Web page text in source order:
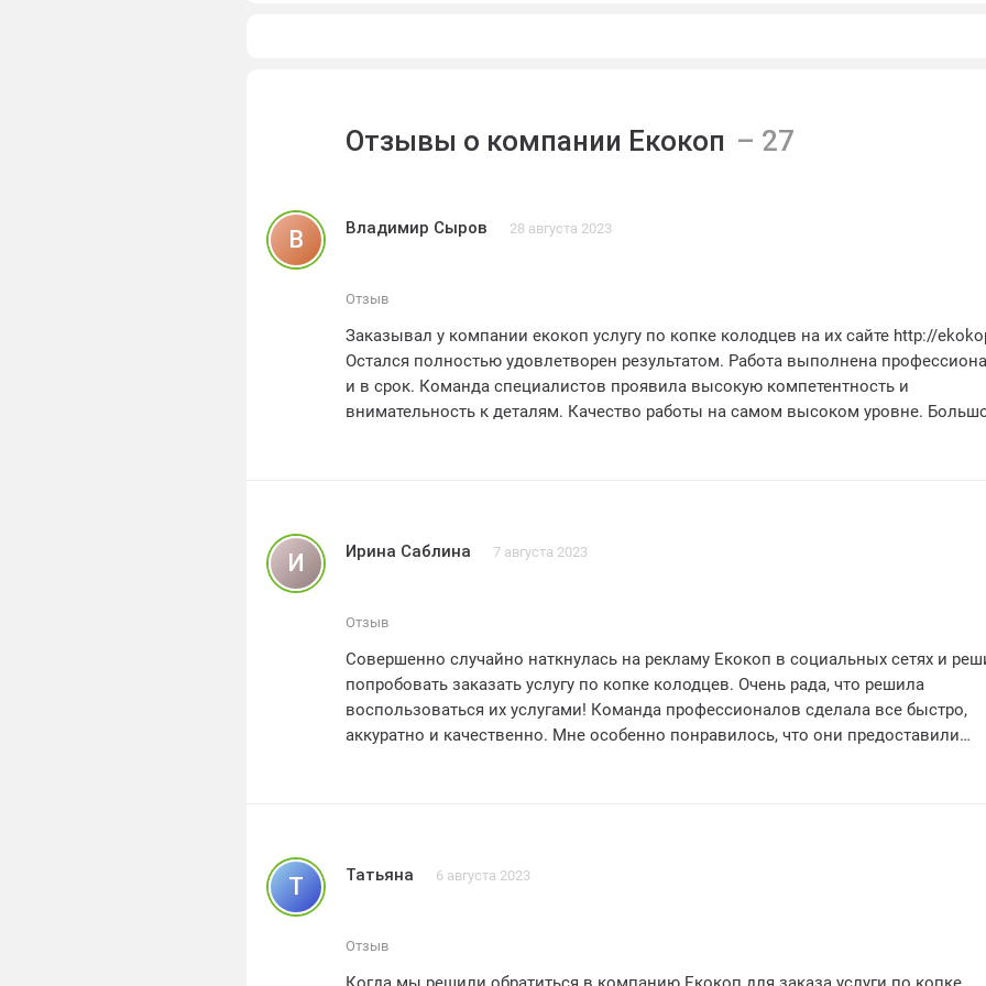
Отзывы о компании Екокоп
В Владимир Сыров 28 августа 2023
Отзыв
Заказывал у компании екокоп услугу по копке колодцев на их сайте http://
Остался полностью удовлетворен результатом. Работа выполнена
и в срок. Команда специалистов проявила высокую компетентность и
внимательность к деталям. Качество работы на самом высоком уровне.
И Ирина Саблина 7 августа 2023
Отзыв
Совершенно случайно наткнулась на рекламу Екокоп в социальных сетях и
попробовать заказать услугу по копке колодцев. Очень рада, что решила
воспользоваться их услугами! Команда профессионалов сделала все быстро,
аккуратно и качественно. Мне особенно понравилось, что они предоставили
сервис!
Т Татьяна 6 августа 2023
Отзыв